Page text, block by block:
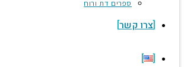
ספרים דת ורוח
צרו קשר